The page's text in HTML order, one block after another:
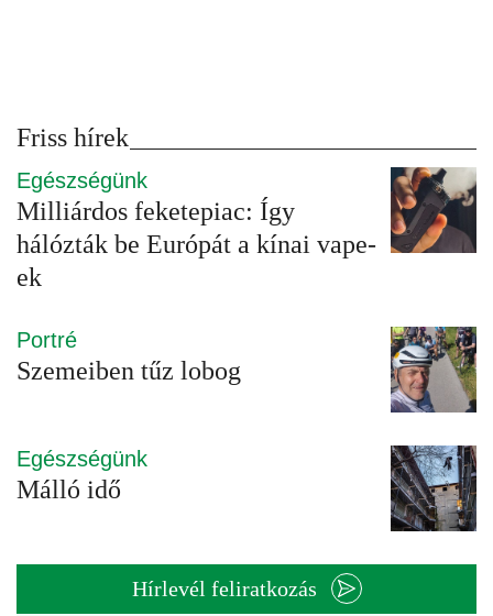
Friss hírek
Egészségünk
Milliárdos feketepiac: Így
hálózták be Európát a kínai vape-
ek
Portré
Szemeiben tűz lobog
Egészségünk
Málló idő
Hírlevél feliratkozás